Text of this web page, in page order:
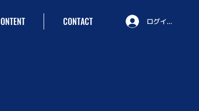
CONTACT ログイン